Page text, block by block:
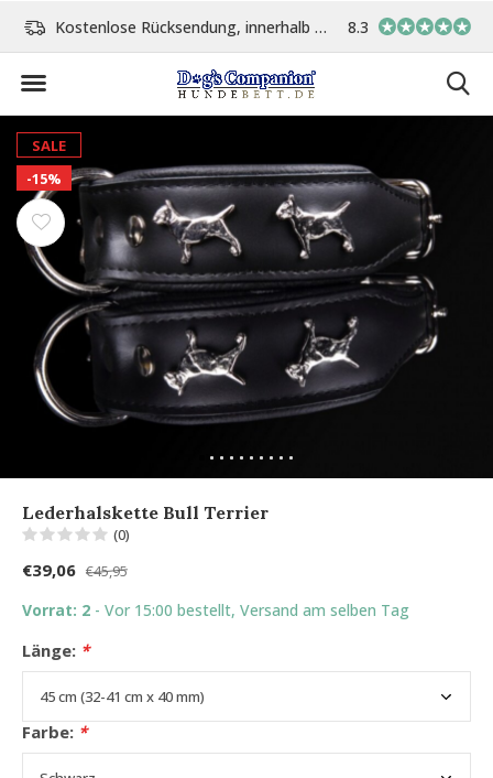
Kostenlose Rücksendung, innerhalb 14 Tage Vor 15:00 Uhr bestellt,
8.3
SALE
-15%
Lederhalskette Bull Terrier
(0)
€39,06 €45,95
Vorrat: 2 - Vor 15:00 bestellt, Versand am selben Tag
Länge: *
Farbe: *